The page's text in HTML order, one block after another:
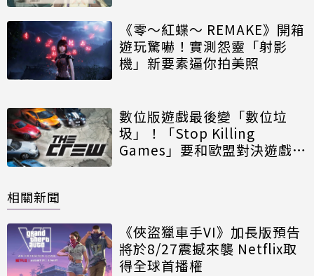
《零～紅蝶～ REMAKE》開箱
遊玩驚嚇！實測怨靈「射影
機」新要素逼你拍美照
數位版遊戲最後變「數位垃
圾」！「Stop Killing
Games」要和歐盟對決遊戲
相關新聞
《俠盜獵車手VI》加長版預告
將於8/27震撼來襲 Netflix取
得全球首播權